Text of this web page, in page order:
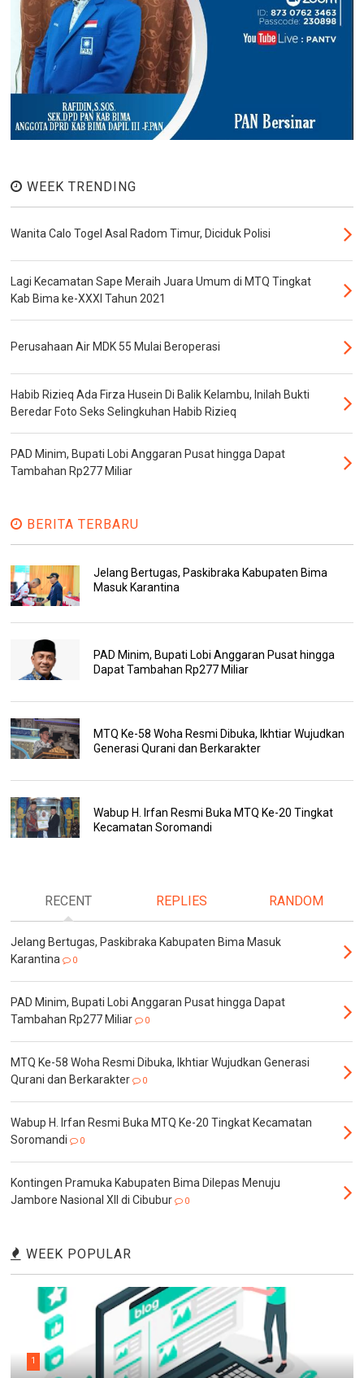
WEEK TRENDING
Wanita Calo Togel Asal Radom Timur, Diciduk Polisi
Lagi Kecamatan Sape Meraih Juara Umum di MTQ Tingkat
Kab Bima ke-XXXI Tahun 2021
Perusahaan Air MDK 55 Mulai Beroperasi
Habib Rizieq Ada Firza Husein Di Balik Kelambu, Inilah Bukti
Beredar Foto Seks Selingkuhan Habib Rizieq
PAD Minim, Bupati Lobi Anggaran Pusat hingga Dapat
Tambahan Rp277 Miliar
BERITA TERBARU
Jelang Bertugas, Paskibraka Kabupaten Bima
Masuk Karantina
PAD Minim, Bupati Lobi Anggaran Pusat hingga
Dapat Tambahan Rp277 Miliar
MTQ Ke-58 Woha Resmi Dibuka, Ikhtiar Wujudkan
Generasi Qurani dan Berkarakter
Wabup H. Irfan Resmi Buka MTQ Ke-20 Tingkat
Kecamatan Soromandi
RECENT REPLIES RANDOM
Jelang Bertugas, Paskibraka Kabupaten Bima Masuk
Karantina
0
PAD Minim, Bupati Lobi Anggaran Pusat hingga Dapat
Tambahan Rp277 Miliar
0
MTQ Ke-58 Woha Resmi Dibuka, Ikhtiar Wujudkan Generasi
Qurani dan Berkarakter
0
Wabup H. Irfan Resmi Buka MTQ Ke-20 Tingkat Kecamatan
Soromandi
0
Kontingen Pramuka Kabupaten Bima Dilepas Menuju
Jambore Nasional XII di Cibubur
0
WEEK POPULAR
1